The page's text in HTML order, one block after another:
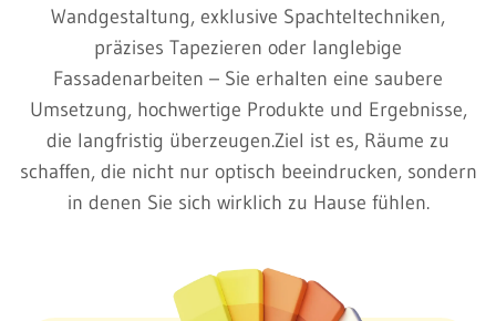
Wandgestaltung, exklusive Spachteltechniken,
präzises Tapezieren oder langlebige
Fassadenarbeiten – Sie erhalten eine saubere
Umsetzung, hochwertige Produkte und Ergebnisse,
die langfristig überzeugen.Ziel ist es, Räume zu
schaffen, die nicht nur optisch beeindrucken, sondern
in denen Sie sich wirklich zu Hause fühlen.